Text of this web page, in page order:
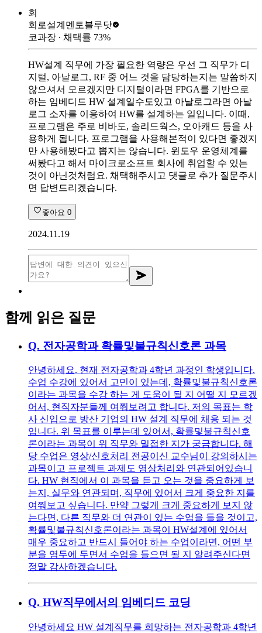
회
회로설계멘토블루닷
코과장 ∙ 채택률 73%
HW설계 직무에 가장 필요한 역량은 우선 그 직무가 디
지털, 아날로그, RF 중 어느 것을 담당하는지는 말씀하지
않으셔서 모르겠지만 디지털이라면 FPGA를 기반으로
하는 임베디드 HW 설계일수도있고 아날로그라면 아날
로그 소자를 이용하여 HW를 설계하는 일입니다. 이때,
프로그램은 주로 비바도, 솔리드웍스, 오아캐드 등을 사
용하게 됩니다. 프로그램을 사용해본적이 있다면 좋겠지
만 사용해봤다고 뽑지는 않습니다. 윈도우 운영체계를
써봤다고 해서 마이크로소프트 회사에 취업할 수 있는
것이 아닌것처럼요. 채택해주시고 댓글로 추가 질문주시
면 답변드리겠습니다.
좋아요 0
2024.11.19
함께 읽은 질문
Q. 전자공학과 확률및불규칙신호론 과목
안녕하세요. 현재 전자공학과 4학년 과정인 학생입니다.
수업 수강에 있어서 고민이 있는데, 확률및불규칙신호론
이라는 과목을 수강 하는 게 도움이 될 지 어떨 지 모르겠
어서, 현직자분들께 여쭤보려고 합니다. 저의 목표는 학
사 신입으로 방산 기업의 HW 설계 직무에 채용 되는 것
입니다. 위 목표를 이루는데 있어서, 확률및불규칙신호
론이라는 과목이 위 직무와 밀접한 지가 궁금합니다. 해
당 수업은 영상/신호처리 전공이신 교수님이 강의하시는
과목이고 프로젝트 과제도 영상처리와 연관되어있습니
다. HW 현직에서 이 과목을 듣고 오는 것을 중요하게 보
는지, 실무와 연관되며, 직무에 있어서 크게 중요한 지를
여쭤보고 싶습니다. 만약 그렇게 크게 중요하게 보지 않
는다면, 다른 직무와 더 연관이 있는 수업을 들을 것이고,
확률및불규칙신호론이라는 과목이 HW설계에 있어서
매우 중요하고 반드시 들어야 하는 수업이라면, 어떤 부
분을 염두에 두면서 수업을 들으면 될 지 알려주신다면
정말 감사하겠습니다.
Q. HW직무에서의 임베디드 코딩
안녕하세요 HW 설계직무를 희망하는 전자공학과 4학년